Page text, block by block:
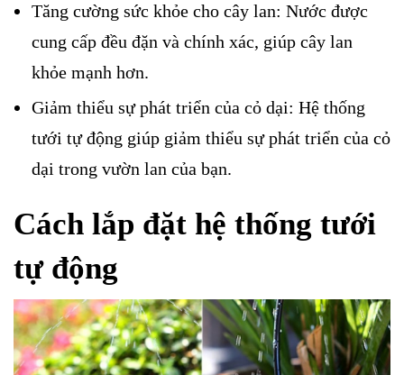
Tăng cường sức khỏe cho cây lan: Nước được
cung cấp đều đặn và chính xác, giúp cây lan
khỏe mạnh hơn.
Giảm thiểu sự phát triển của cỏ dại: Hệ thống
tưới tự động giúp giảm thiểu sự phát triển của cỏ
dại trong vườn lan của bạn.
Cách lắp đặt hệ thống tưới
tự động